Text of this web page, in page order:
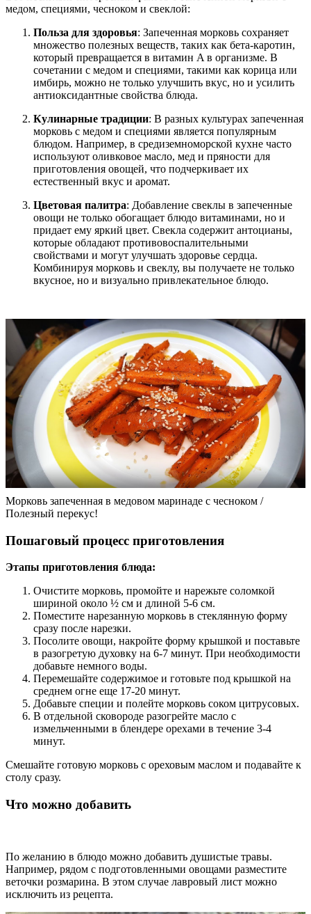
медом, специями, чесноком и свеклой:
Польза для здоровья: Запеченная морковь сохраняет
множество полезных веществ, таких как бета-каротин,
который превращается в витамин A в организме. В
сочетании с медом и специями, такими как корица или
имбирь, можно не только улучшить вкус, но и усилить
антиоксидантные свойства блюда.
Кулинарные традиции: В разных культурах запеченная
морковь с медом и специями является популярным
блюдом. Например, в средиземноморской кухне часто
используют оливковое масло, мед и пряности для
приготовления овощей, что подчеркивает их
естественный вкус и аромат.
Цветовая палитра: Добавление свеклы в запеченные
овощи не только обогащает блюдо витаминами, но и
придает ему яркий цвет. Свекла содержит антоцианы,
которые обладают противовоспалительными
свойствами и могут улучшать здоровье сердца.
Комбинируя морковь и свеклу, вы получаете не только
вкусное, но и визуально привлекательное блюдо.
Морковь запеченная в медовом маринаде с чесноком /
Полезный перекус!
Пошаговый процесс приготовления
Этапы приготовления блюда:
Очистите морковь, промойте и нарежьте соломкой
шириной около ½ см и длиной 5-6 см.
Поместите нарезанную морковь в стеклянную форму
сразу после нарезки.
Посолите овощи, накройте форму крышкой и поставьте
в разогретую духовку на 6-7 минут. При необходимости
добавьте немного воды.
Перемешайте содержимое и готовьте под крышкой на
среднем огне еще 17-20 минут.
Добавьте специи и полейте морковь соком цитрусовых.
В отдельной сковороде разогрейте масло с
измельченными в блендере орехами в течение 3-4
минут.
Смешайте готовую морковь с ореховым маслом и подавайте к
столу сразу.
Что можно добавить
По желанию в блюдо можно добавить душистые травы.
Например, рядом с подготовленными овощами разместите
веточки розмарина. В этом случае лавровый лист можно
исключить из рецепта.